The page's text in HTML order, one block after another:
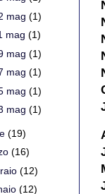
mag (1)
mag (1)
mag (1)
mag (1)
mag (1)
mag (1)
(19)
(16)
(12)
(12)